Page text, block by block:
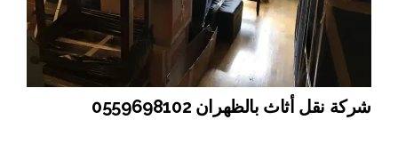
شركة نقل أثاث بالظهران 0559698102